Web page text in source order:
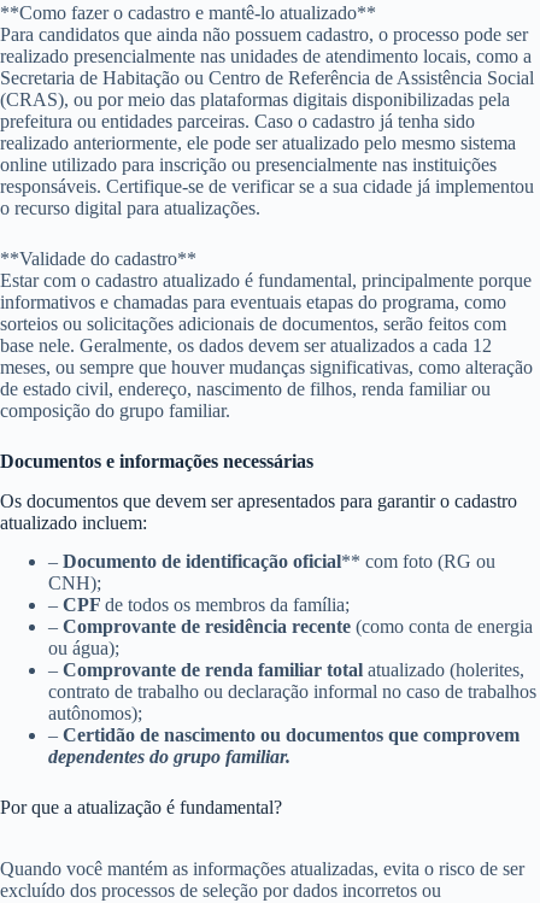
**Como fazer o cadastro e mantê-lo atualizado**
Para candidatos que ainda não possuem cadastro, o processo pode ser
realizado presencialmente nas unidades de atendimento locais, como a
Secretaria de Habitação ou Centro de Referência de Assistência Social
(CRAS), ou por meio das plataformas digitais disponibilizadas pela
prefeitura ou entidades parceiras. Caso o cadastro já tenha sido
realizado anteriormente, ele pode ser atualizado pelo mesmo sistema
online utilizado para inscrição ou presencialmente nas instituições
responsáveis. Certifique-se de verificar se a sua cidade já implementou
o recurso digital para atualizações.
**Validade do cadastro**
Estar com o cadastro atualizado é fundamental, principalmente porque
informativos e chamadas para eventuais etapas do programa, como
sorteios ou solicitações adicionais de documentos, serão feitos com
base nele. Geralmente, os dados devem ser atualizados a cada 12
meses, ou sempre que houver mudanças significativas, como alteração
de estado civil, endereço, nascimento de filhos, renda familiar ou
composição do grupo familiar.
Documentos e informações necessárias
Os documentos que devem ser apresentados para garantir o cadastro
atualizado incluem:
– Documento de identificação oficial** com foto (RG ou
CNH);
– CPF de todos os membros da família;
– Comprovante de residência recente (como conta de energia
ou água);
– Comprovante de renda familiar total atualizado (holerites,
contrato de trabalho ou declaração informal no caso de trabalhos
autônomos);
– Certidão de nascimento ou documentos que comprovem
dependentes do grupo familiar.
Por que a atualização é fundamental?
Quando você mantém as informações atualizadas, evita o risco de ser
excluído dos processos de seleção por dados incorretos ou